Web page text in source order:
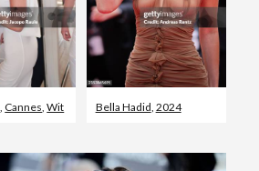
Cannes ,Wit Bella Hadid 2024